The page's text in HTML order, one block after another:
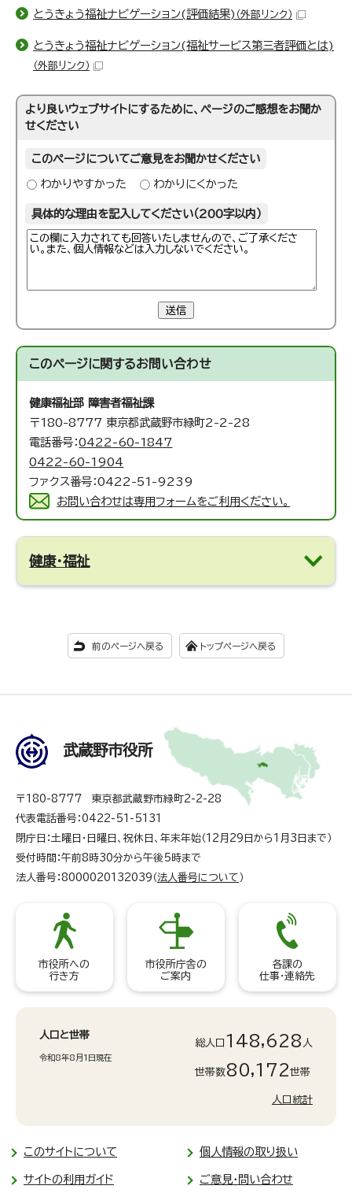
とうきょう福祉ナビゲーション(評価結果) （外部リンク）
とうきょう福祉ナビゲーション(福祉サービス第三者評価とは)
（外部リンク）
より良いウェブサイトにするために、ページのご感想をお聞か
せください
このページについてご意見をお聞かせください
わかりやすかった わかりにくかった
具体的な理由を記入してください（200字以内）
送信
このページに関するお問い合わせ
健康福祉部 障害者福祉課
〒180-8777 東京都武蔵野市緑町2-2-28
電話番号：0422-60-1847
0422-60-1904
ファクス番号：0422-51-9239
お問い合わせは専用フォームをご利用ください。
健康・福祉
前のページへ戻る トップページへ戻る
武蔵野市役所
〒180-8777 東京都武蔵野市緑町2-2-28
代表電話番号：0422-51-5131
閉庁日：土曜日・日曜日、祝休日、年末年始（12月29日から1月3日まで）
受付時間：午前8時30分から午後5時まで
法人番号：8000020132039（ 法人番号について ）
市役所への
行き方
市役所庁舎の
ご案内
各課の
仕事・連絡先
人口と世帯
令和8年8月1日現在
総人口 148,628 人
世帯数80,172世帯
人口統計
このサイトについて 個人情報の取り扱い
サイトの利用ガイド ご意見・問い合わせ